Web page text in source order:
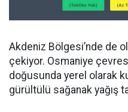
Akdeniz Bölgesi’nde de
çekiyor. Osmaniye çevresi,
doğusunda yerel olarak
gürültülü sağanak yağış